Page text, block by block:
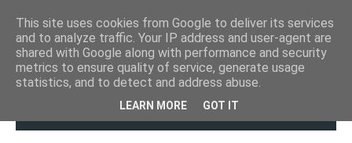
Desporto
Midea Reforça Presença na Europa
This site uses cookies from Google to deliver its services
and to analyze traffic. Your IP address and user-agent are
shared with Google along with performance and security
metrics to ensure quality of service, generate usage
statistics, and to detect and address abuse.
LEARN MORE GOT IT